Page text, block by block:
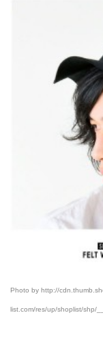
Photo by http://
list.com/res/up/shoplist/shp/